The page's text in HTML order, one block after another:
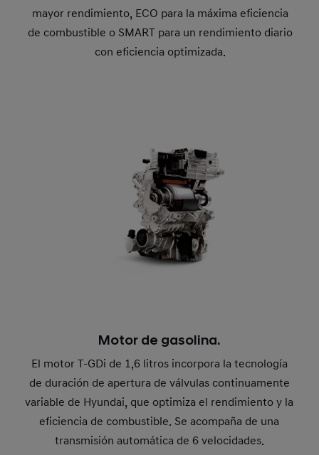
mayor rendimiento, ECO para la máxima eficiencia
de combustible o SMART para un rendimiento diario
con eficiencia optimizada.
Motor de gasolina.
El motor T-GDi de 1,6 litros incorpora la tecnología
de duración de apertura de válvulas continuamente
variable de Hyundai, que optimiza el rendimiento y la
eficiencia de combustible. Se acompaña de una
transmisión automática de 6 velocidades.